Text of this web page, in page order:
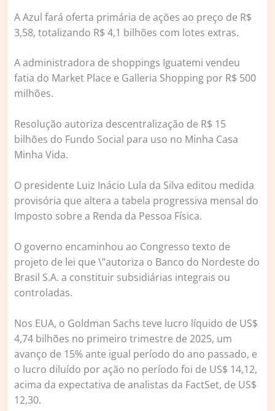
A Azul fará oferta primária de ações ao preço de R$
3,58, totalizando R$ 4,1 bilhões com lotes extras.
A administradora de shoppings Iguatemi vendeu
fatia do Market Place e Galleria Shopping por R$ 500
milhões.
Resolução autoriza descentralização de R$ 15
bilhões do Fundo Social para uso no Minha Casa
Minha Vida.
O presidente Luiz Inácio Lula da Silva editou medida
provisória que altera a tabela progressiva mensal do
Imposto sobre a Renda da Pessoa Física.
O governo encaminhou ao Congresso texto de
projeto de lei que \”autoriza o Banco do Nordeste do
Brasil S.A. a constituir subsidiárias integrais ou
controladas.
Nos EUA, o Goldman Sachs teve lucro líquido de US$
4,74 bilhões no primeiro trimestre de 2025, um
avanço de 15% ante igual período do ano passado, e
o lucro diluído por ação no período foi de US$ 14,12,
acima da expectativa de analistas da FactSet, de US$
12,30.